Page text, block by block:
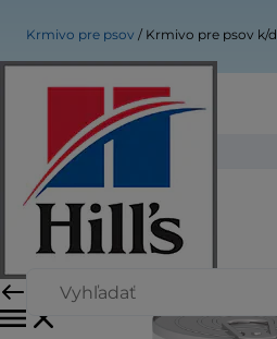
Krmivo pre psov Krmivo pre psov k/d
Krmivo pre psov k/d